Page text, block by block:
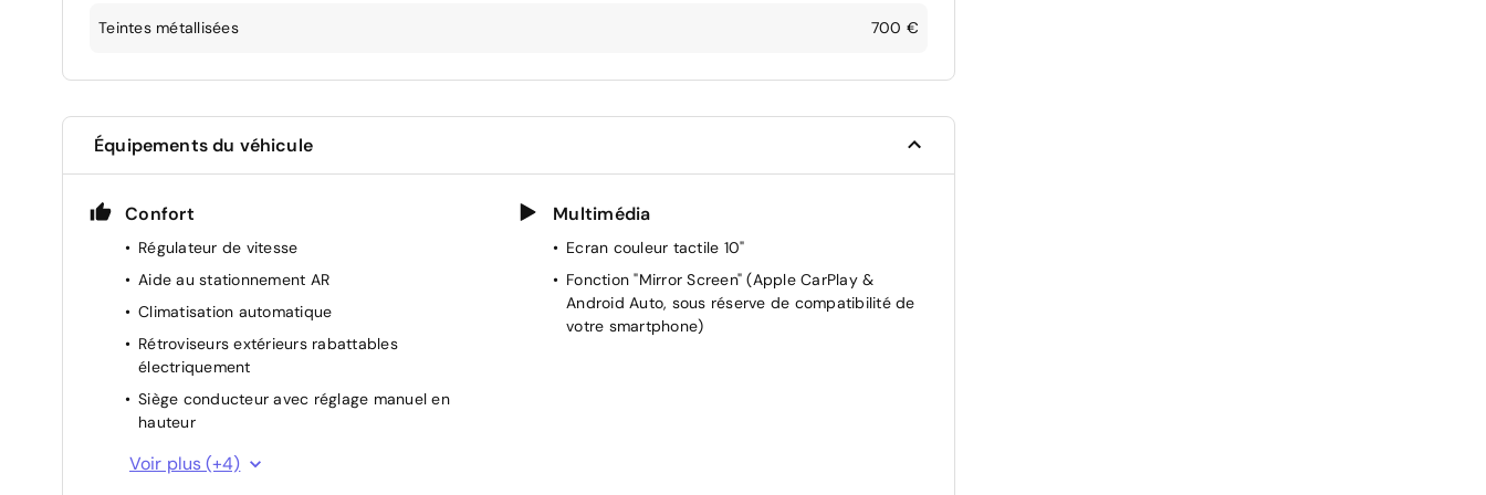
Teintes métallisées 700 €
Équipements du véhicule
Confort
Régulateur de vitesse
Aide au stationnement AR
Climatisation automatique
Rétroviseurs extérieurs rabattables
électriquement
Siège conducteur avec réglage manuel en
hauteur
Lève-vitres AR électriques
Voir plus (+4)
Multimédia
Ecran couleur tactile 10"
Fonction "Mirror Screen" (Apple CarPlay &
Android Auto, sous réserve de compatibilité de
votre smartphone)